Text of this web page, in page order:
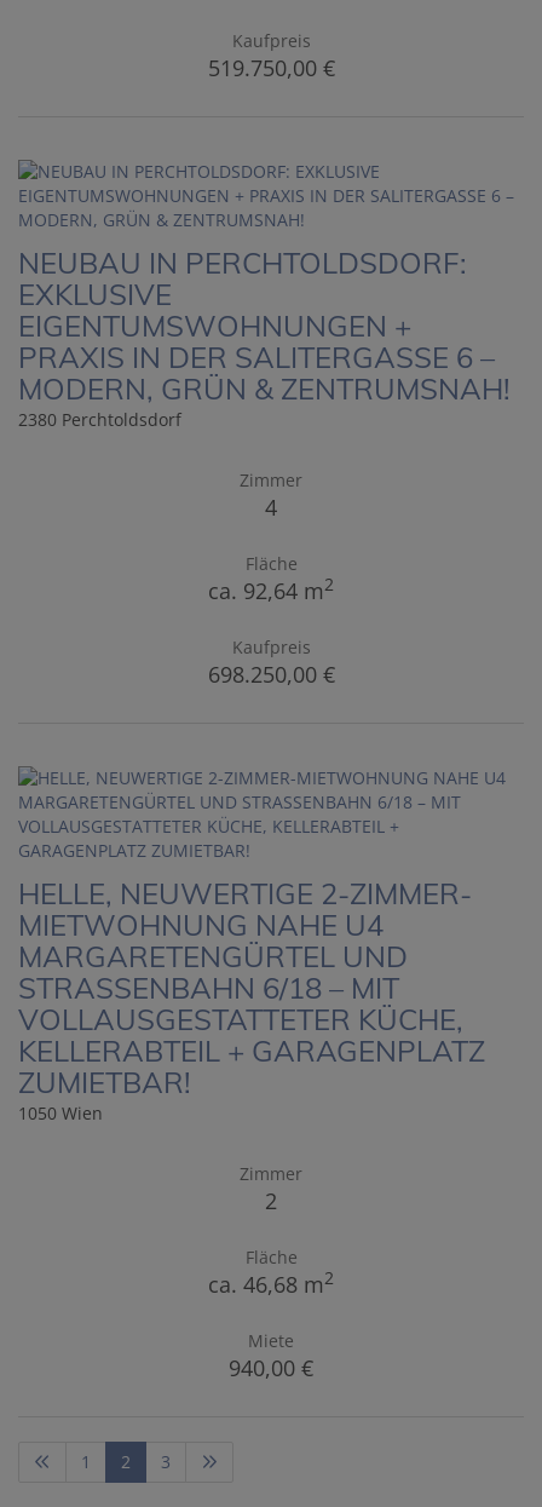
Kaufpreis
519.750,00 €
NEUBAU IN PERCHTOLDSDORF:
EXKLUSIVE
EIGENTUMSWOHNUNGEN +
PRAXIS IN DER SALITERGASSE 6 –
MODERN, GRÜN & ZENTRUMSNAH!
2380 Perchtoldsdorf
Zimmer
4
Fläche
ca. 92,64 m2
Kaufpreis
698.250,00 €
HELLE, NEUWERTIGE 2-ZIMMER-
MIETWOHNUNG NAHE U4
MARGARETENGÜRTEL UND
STRASSENBAHN 6/18 – MIT
VOLLAUSGESTATTETER KÜCHE,
KELLERABTEIL + GARAGENPLATZ
ZUMIETBAR!
1050 Wien
Zimmer
2
Fläche
ca. 46,68 m2
Miete
940,00 €
1 2 3